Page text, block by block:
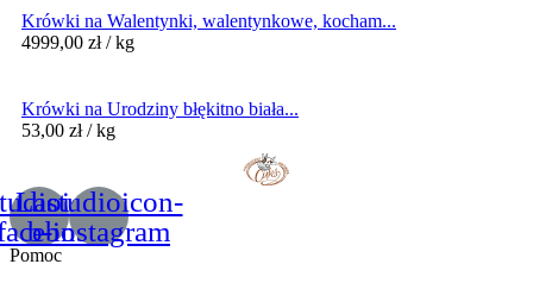
Krówki na Walentynki, walentynkowe, kocham...
4999,00 zł / kg
Krówki na Urodziny błękitno biała...
53,00 zł / kg
Lastudioicon-
b-instagram
Pomoc